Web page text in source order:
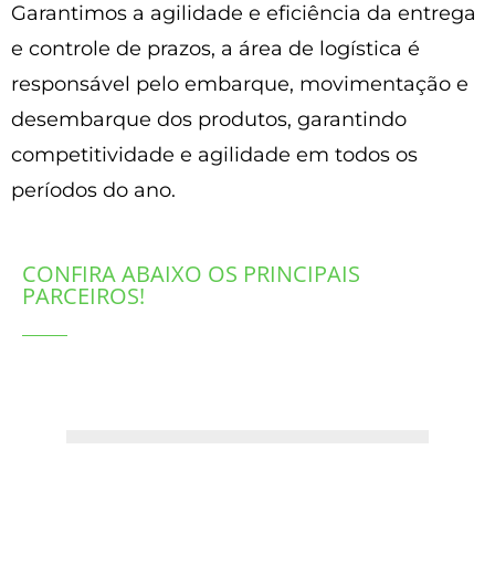
Garantimos a agilidade e eficiência da entrega
e controle de prazos, a área de logística é
responsável pelo embarque, movimentação e
desembarque dos produtos, garantindo
competitividade e agilidade em todos os
períodos do ano.
CONFIRA ABAIXO OS PRINCIPAIS
PARCEIROS!